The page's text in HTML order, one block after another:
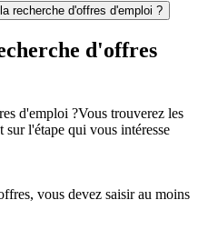
recherche d'offres d'emploi ?
d'offres
d'emploi ?Vous trouverez les
l'étape qui vous intéresse
vous devez saisir au moins